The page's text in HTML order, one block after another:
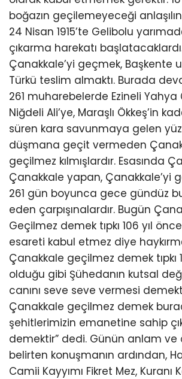
boğazın geçilemeyeceği
24 Nisan 1915’te Gelibolu
çıkarma harekatı
Çanakkale’yi geçmek, Başkente
Türkü teslim almaktı. Burada
261 muharebelerde Ezineli
Niğdeli Ali’ye, Maraşlı Ökkeş’in
süren kara savunmaya gelen
düşmana geçit vermeden
geçilmez kılmışlardır. Esasında
Çanakkale yapan, Çanakkale’yi
261 gün boyunca gece gündüz
eden çarpışınalardır. Bugün
Geçilmez demek tıpkı 106 yıl
esareti kabul etmez diye
Çanakkale geçilmez demek tıpkı
olduğu gibi Şühedanın kutsal
canını seve seve vermesi
Çanakkale geçilmez demek
şehitlerimizin emanetine sahip
demektir” dedi. Günün anlam ve
belirten konuşmanın ardından,
Camii Kayyımı Fikret Mez, Kuranı